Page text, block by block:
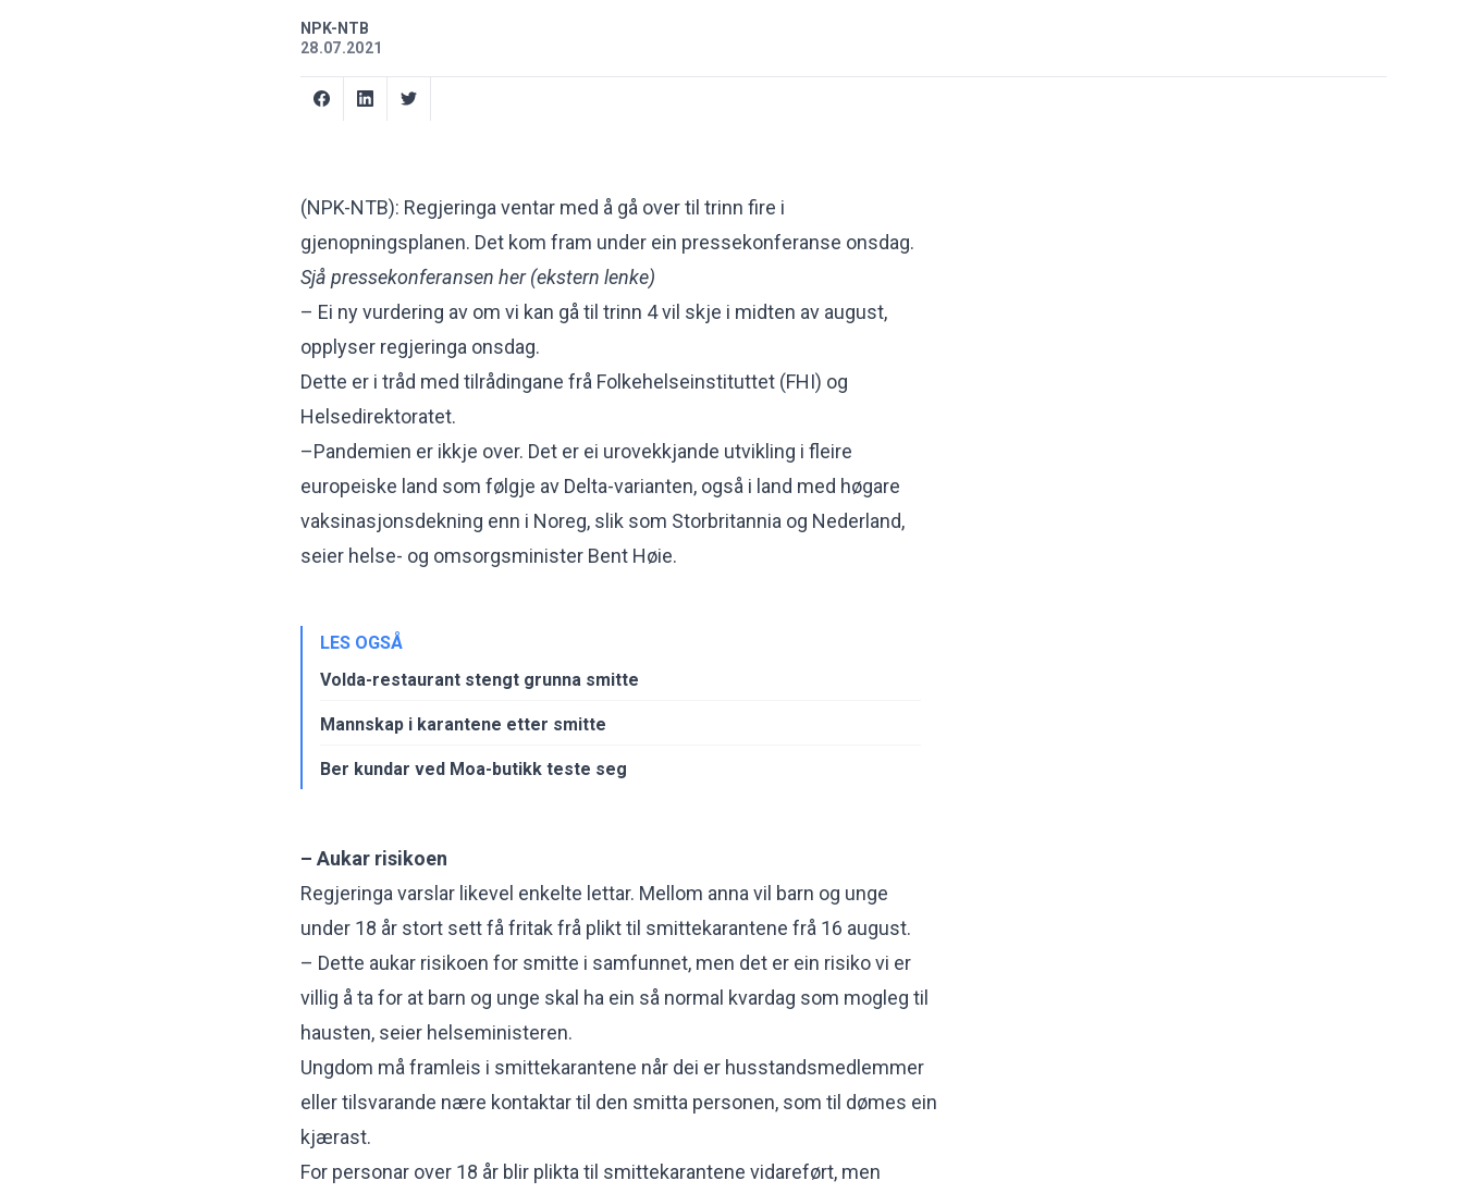
NPK-NTB
28.07.2021
(NPK-NTB): Regjeringa ventar med å gå over til trinn fire i
gjenopningsplanen. Det kom fram under ein pressekonferanse onsdag.
Sjå pressekonferansen her(ekstern lenke)
– Ei ny vurdering av om vi kan gå til trinn 4 vil skje i midten av august,
opplyser regjeringa onsdag.
Dette er i tråd med tilrådingane frå Folkehelseinstituttet (FHI) og
Helsedirektoratet.
–Pandemien er ikkje over. Det er ei urovekkjande utvikling i fleire
europeiske land som følgje av Delta-varianten, også i land med høgare
vaksinasjonsdekning enn i Noreg, slik som Storbritannia og Nederland,
seier helse- og omsorgsminister Bent Høie.
LES OGSÅ
Volda-restaurant stengt grunna smitte
Mannskap i karantene etter smitte
Ber kundar ved Moa-butikk teste seg
– Aukar risikoen
Regjeringa varslar likevel enkelte lettar. Mellom anna vil barn og unge
under 18 år stort sett få fritak frå plikt til smittekarantene frå 16 august.
– Dette aukar risikoen for smitte i samfunnet, men det er ein risiko vi er
villig å ta for at barn og unge skal ha ein så normal kvardag som mogleg til
hausten, seier helseministeren.
Ungdom må framleis i smittekarantene når dei er husstandsmedlemmer
eller tilsvarande nære kontaktar til den smitta personen, som til dømes ein
kjærast.
For personar over 18 år blir plikta til smittekarantene vidareført, men